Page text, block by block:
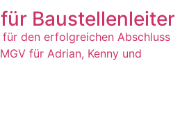
Baustellenleiter
den erfolgreichen Abschluss
für Adrian, Kenny und